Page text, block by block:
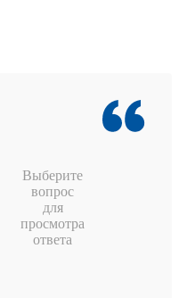
Выберите
вопрос
для
просмотра
ответа